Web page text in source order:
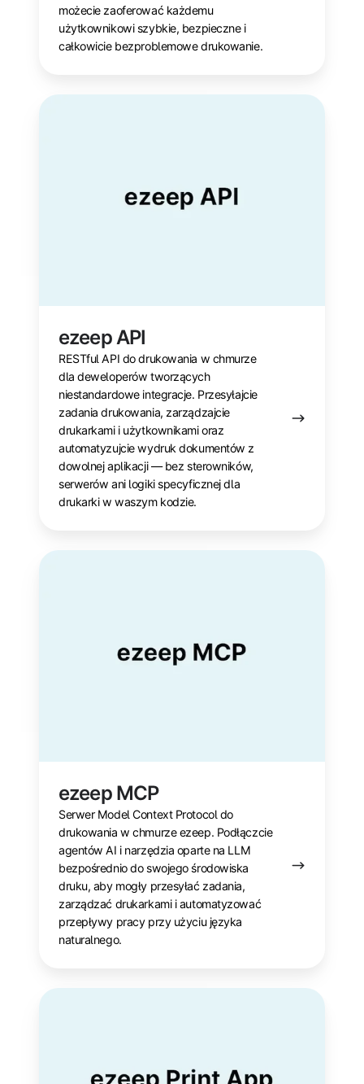
możecie zaoferować każdemu
użytkownikowi szybkie, bezpieczne i
całkowicie bezproblemowe drukowanie.
ezeep API
RESTful API do drukowania w chmurze
dla deweloperów tworzących
niestandardowe integracje. Przesyłajcie
zadania drukowania, zarządzajcie
drukarkami i użytkownikami oraz
automatyzujcie wydruk dokumentów z
dowolnej aplikacji — bez sterowników,
serwerów ani logiki specyficznej dla
drukarki w waszym kodzie.
ezeep
ezeep MCP
Serwer Model Context Protocol do
drukowania w chmurze ezeep. Podłączcie
agentów AI i narzędzia oparte na LLM
bezpośrednio do swojego środowiska
druku, aby mogły przesyłać zadania,
zarządzać drukarkami i automatyzować
przepływy pracy przy użyciu języka
naturalnego.
ezeep
ezeep